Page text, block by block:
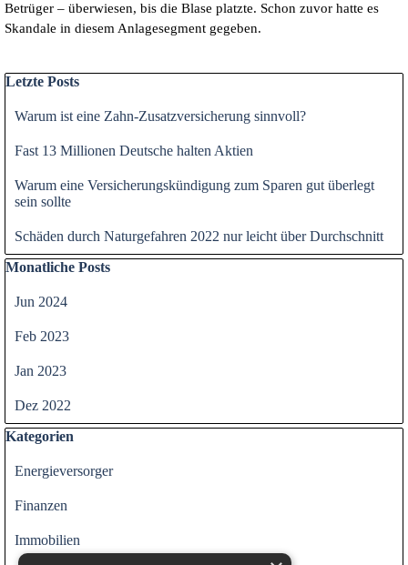
Betrüger – überwiesen, bis die Blase platzte. Schon zuvor hatte es
Skandale in diesem Anlagesegment gegeben.
Block überspringen Letzte Posts
Letzte Posts
Warum ist eine Zahn-Zusatzversicherung sinnvoll?
Fast 13 Millionen Deutsche halten Aktien
Warum eine Versicherungskündigung zum Sparen gut überlegt
sein sollte
Schäden durch Naturgefahren 2022 nur leicht über Durchschnitt
Block überspringen Monatliche Posts
Monatliche Posts
Jun 2024
Feb 2023
Jan 2023
Dez 2022
Block überspringen Kategorien
Kategorien
Energieversorger
Finanzen
Immobilien